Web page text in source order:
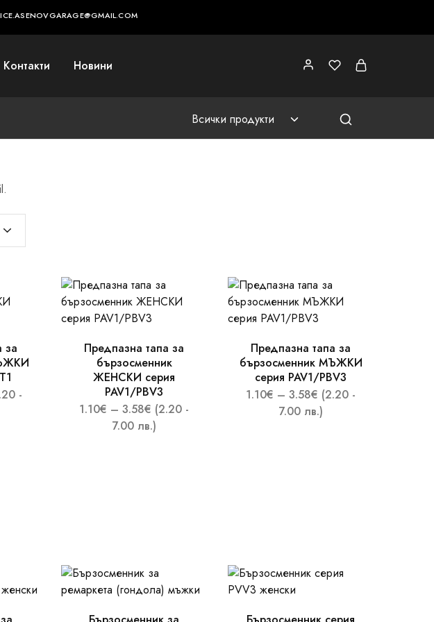
Контакти Новини
Всички продукти
за
-
Предпазна тапа за
бързосменник
ЖЕНСКИ серия
PAV1/PBV3
1.10€ – 3.58€ (2.20 -
7.00 лв.)
Предпазна тапа за
бързосменник МЪЖКИ
серия PAV1/PBV3
1.10€ – 3.58€ (2.20 -
7.00 лв.)